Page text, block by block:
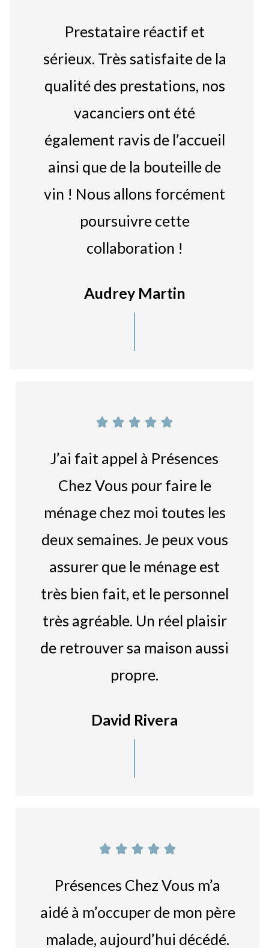
Prestataire réactif et
sérieux. Très satisfaite de la
qualité des prestations, nos
vacanciers ont été
également ravis de l’accueil
ainsi que de la bouteille de
vin ! Nous allons forcément
poursuivre cette
collaboration !
Audrey Martin
    
J’ai fait appel à Présences
Chez Vous pour faire le
ménage chez moi toutes les
deux semaines. Je peux vous
assurer que le ménage est
très bien fait, et le personnel
très agréable. Un réel plaisir
de retrouver sa maison aussi
propre.
David Rivera
    
Présences Chez Vous m’a
aidé à m’occuper de mon père
malade, aujourd’hui décédé.